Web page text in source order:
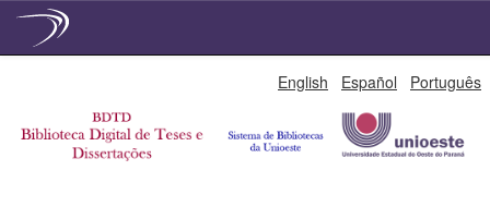
English Español Português